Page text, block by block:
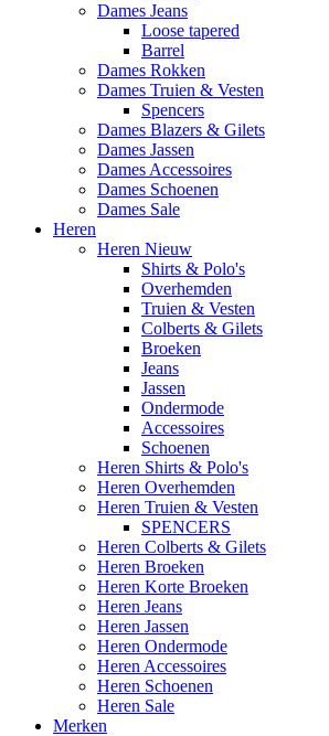
Dames Jeans
Loose tapered
Barrel
Dames Rokken
Dames Truien & Vesten
Spencers
Dames Blazers & Gilets
Dames Jassen
Dames Accessoires
Dames Schoenen
Dames Sale
Heren
Heren Nieuw
Shirts & Polo's
Overhemden
Truien & Vesten
Colberts & Gilets
Broeken
Jeans
Jassen
Ondermode
Accessoires
Schoenen
Heren Shirts & Polo's
Heren Overhemden
Heren Truien & Vesten
SPENCERS
Heren Colberts & Gilets
Heren Broeken
Heren Korte Broeken
Heren Jeans
Heren Jassen
Heren Ondermode
Heren Accessoires
Heren Schoenen
Heren Sale
Merken